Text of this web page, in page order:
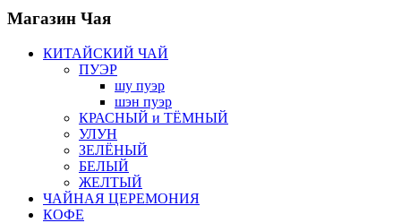
Магазин Чая
КИТАЙСКИЙ ЧАЙ
ПУЭР
шу пуэр
шэн пуэр
КРАСНЫЙ и ТЁМНЫЙ
УЛУН
ЗЕЛЁНЫЙ
БЕЛЫЙ
ЖЕЛТЫЙ
ЧАЙНАЯ ЦЕРЕМОНИЯ
КОФЕ